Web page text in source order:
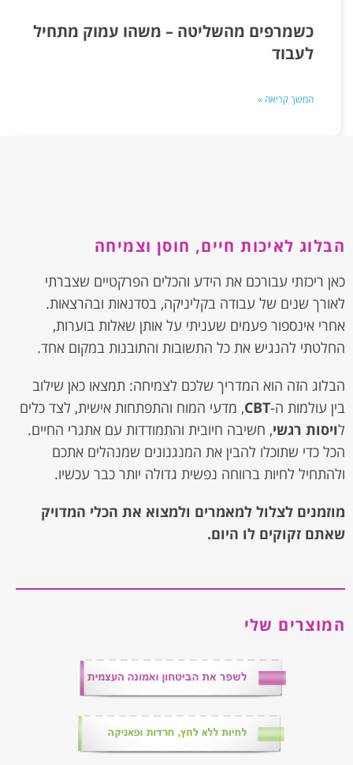
כשמרפים מהשליטה – משהו עמוק מתחיל
לעבוד
המשך קריאה »
הבלוג לאיכות חיים, חוסן וצמיחה
כאן ריכזתי עבורכם את הידע והכלים הפרקטיים שצברתי
לאורך שנים של עבודה בקליניקה, בסדנאות ובהרצאות.
אחרי אינספור פעמים שעניתי על אותן שאלות בוערות,
החלטתי להנגיש את כל התשובות והתובנות במקום אחד.
הבלוג הזה הוא המדריך שלכם לצמיחה: תמצאו כאן שילוב
בין עולמות ה-CBT, מדעי המוח והתפתחות אישית, לצד כלים
לויסות רגשי, חשיבה חיובית והתמודדות עם אתגרי החיים.
הכל כדי שתוכלו להבין את המנגנונים שמנהלים אתכם
ולהתחיל לחיות ברווחה נפשית גדולה יותר כבר עכשיו.
מוזמנים לצלול למאמרים ולמצוא את הכלי המדויק
שאתם זקוקים לו היום.
המוצרים שלי